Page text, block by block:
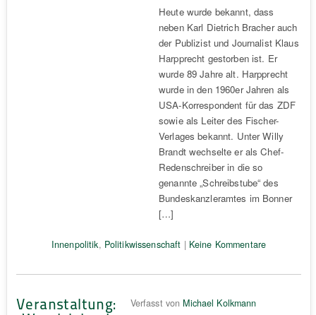
Heute wurde bekannt, dass
neben Karl Dietrich Bracher auch
der Publizist und Journalist Klaus
Harpprecht gestorben ist. Er
wurde 89 Jahre alt. Harpprecht
wurde in den 1960er Jahren als
USA-Korrespondent für das ZDF
sowie als Leiter des Fischer-
Verlages bekannt. Unter Willy
Brandt wechselte er als Chef-
Redenschreiber in die so
genannte „Schreibstube“ des
Bundeskanzleramtes im Bonner
[…]
Innenpolitik, Politikwissenschaft | Keine Kommentare
Veranstaltung: Verfasst von Michael Kolkmann